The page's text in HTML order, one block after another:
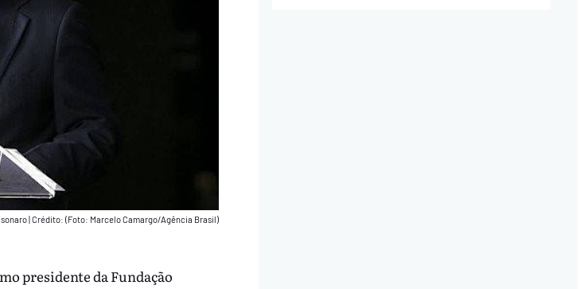
Crédito: (Foto: Marcelo Camargo/Agência Brasil)
presidente da Fundação